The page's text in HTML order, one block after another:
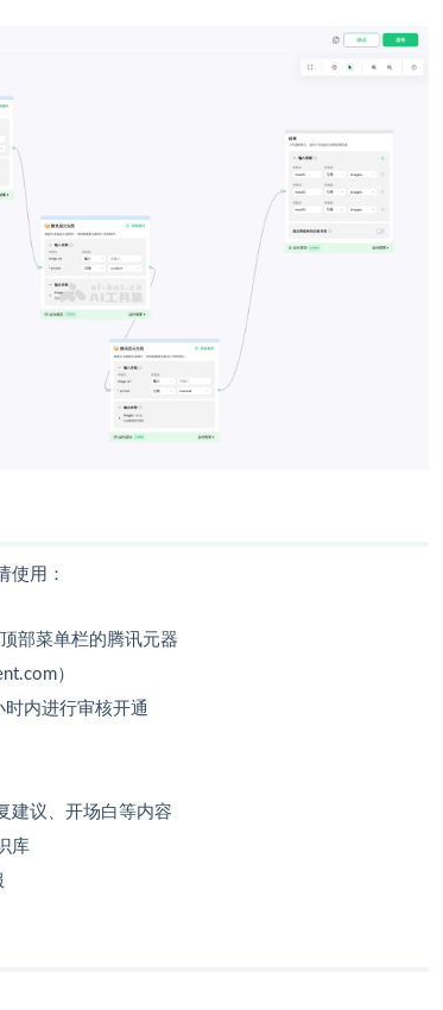
使用：
部菜单栏的腾讯元器
）
内进行审核开通
建议、开场白等内容
库